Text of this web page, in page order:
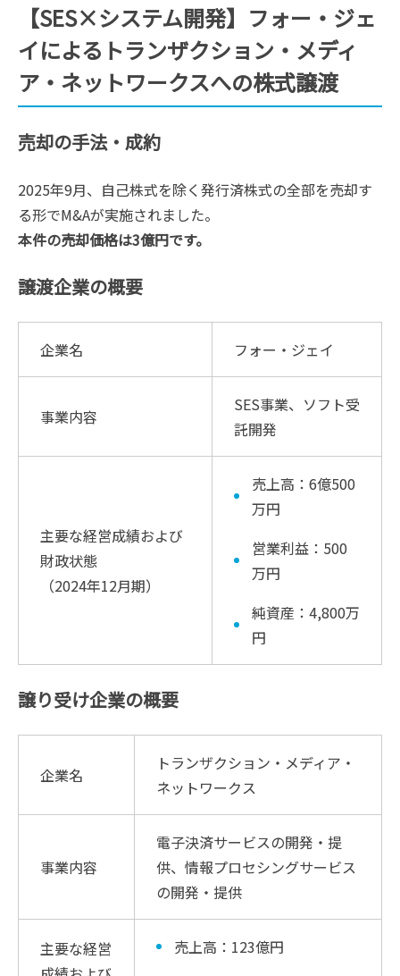
【SES×システム開発】フォー・ジェ
イによるトランザクション・メディ
ア・ネットワークスへの株式譲渡
売却の手法・成約
2025年9月、自己株式を除く発行済株式の全部を売却す
る形でM&Aが実施されました。
本件の売却価格は3億円です。
譲渡企業の概要
企業名 フォー・ジェイ
事業内容
SES事業、ソフト受
託開発
主要な経営成績および
財政状態
（2024年12月期）
売上高：6億500
万円
営業利益：500
万円
純資産：4,800万
円
譲り受け企業の概要
企業名
トランザクション・メディア・
ネットワークス
事業内容
電子決済サービスの開発・提
供、情報プロセシングサービス
の開発・提供
主要な経営
売上高：123億円